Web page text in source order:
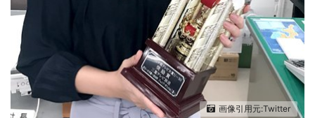
画像引用元:Twitter